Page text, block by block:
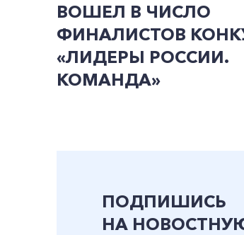
ВОШЕЛ В ЧИСЛО
ФИНАЛИСТОВ
«ЛИДЕРЫ РОССИИ.
КОМАНДА»
ПОДПИШИСЬ
НА